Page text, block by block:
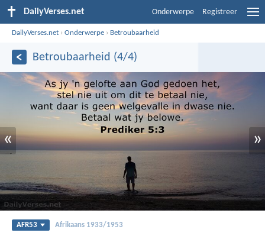
DailyVerses.net Onderwerpe Registreer
DailyVerses.net ›Onderwerpe › Betroubaarheid
Betroubaarheid (4/4)
« »
AFR53 Afrikaans 1933/1953